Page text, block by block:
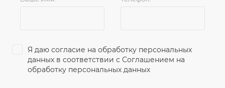
Я даю согласие на обработку персональных
данных в соответствии с Соглашением на
обработку персональных данных